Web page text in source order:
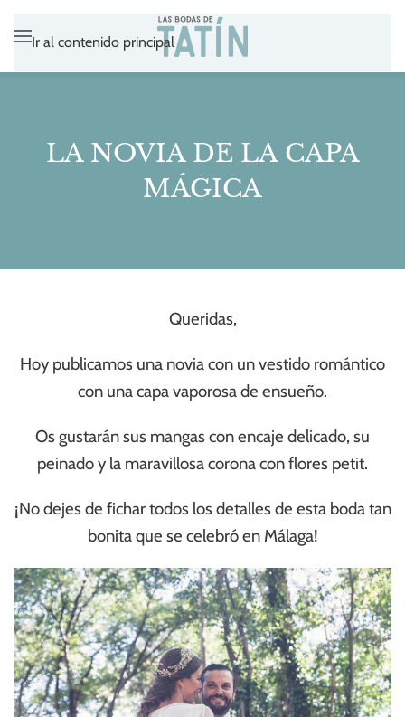
Ir al contenido principal
LA NOVIA DE LA CAPA
MÁGICA
Queridas,
Hoy publicamos una novia con un vestido romántico
con una capa vaporosa de ensueño.
Os gustarán sus mangas con encaje delicado, su
peinado y la maravillosa corona con flores petit.
¡No dejes de fichar todos los detalles de esta boda tan
bonita que se celebró en Málaga!